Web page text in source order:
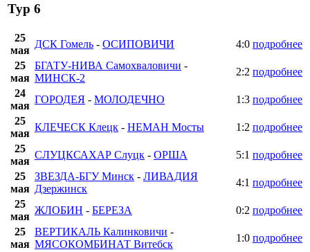
Тур 6
25
мая
ДСК Гомель - ОСИПОВИЧИ 4:0 подробнее
25
мая
БГАТУ-НИВА Самохваловичи -
МИНСК-2
2:2 подробнее
24
мая
ГОРОДЕЯ - МОЛОДЕЧНО 1:3 подробнее
25
мая
КЛЕЧЕСК Клецк - НЕМАН Мосты 1:2 подробнее
25
мая
СЛУЦКСАХАР Слуцк - ОРША 5:1 подробнее
25
мая
ЗВЕЗДА-БГУ Минск - ЛИВАДИЯ
Дзержинск
4:1 подробнее
25
мая
ЖЛОБИН - БЕРЕЗА 0:2 подробнее
25
мая
ВЕРТИКАЛЬ Калинковичи -
МЯСОКОМБИНАТ Витебск
1:0 подробнее